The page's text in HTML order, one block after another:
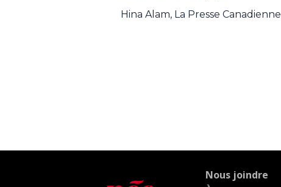
Hina Alam, La Presse Canadienne
Nous joindre